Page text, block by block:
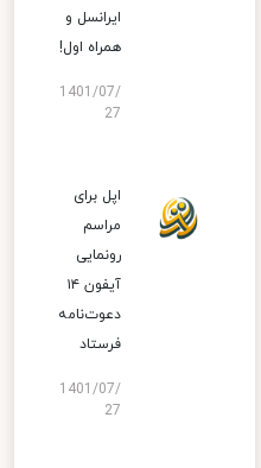
ایرانسل و
همراه اول!
1401/07/
27
اپل برای
مراسم
رونمایی
آیفون ۱۴
دعوت‌نامه
فرستاد
1401/07/
27